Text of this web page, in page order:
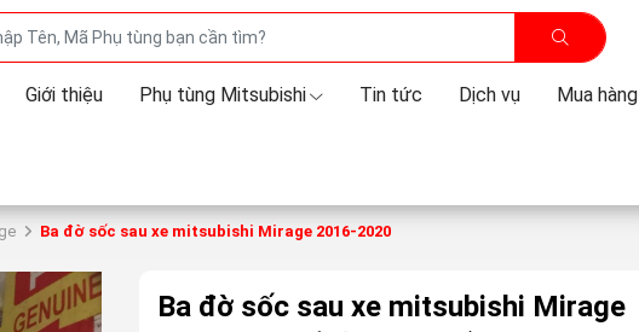
Giới thiệu Phụ tùng Mitsubishi Tin tức Dịch vụ Mua hàng
Ba đờ sốc sau xe mitsubishi Mirage 2016-2020
Ba đờ sốc sau xe mitsubishi Mirage